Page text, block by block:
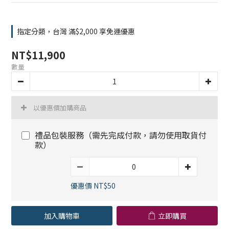
指定分類，台灣 滿$2,000 享免運優惠
NT$11,900
數量
以優惠價加購商品
禮品包裝服務（需先完成付款，請勿使用取貨付
款）
優惠價 NT$50
加入購物車 立即購買